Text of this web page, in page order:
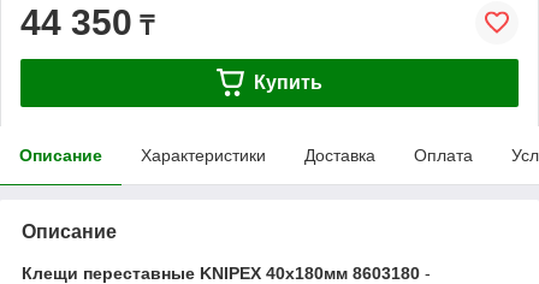
44 350 ₸
Купить
Описание Характеристики Доставка Оплата
Описание
Клещи переставные KNIPEX 40х180мм 8603180 -